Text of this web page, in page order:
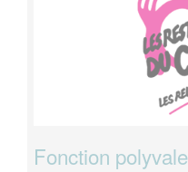
Fonction